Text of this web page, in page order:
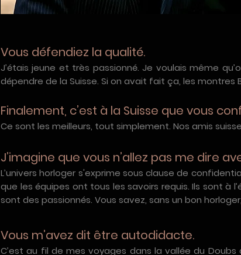
Vous défendiez la qualité.
J’étais jeune et très passionné. Je voulais même
dépendre de la Suisse. Si on avait fait ça, les montres
Finalement, c’est à la Suisse que vous
Ce sont les meilleurs, tout simplement. Nos amis
J’imagine que vous n’allez pas me dire
L’univers horloger s'exprime sous clause de
que les équipes ont tous les savoirs requis. Ils sont à
sont des passionnés. Vous savez, sans un bon
Vous m’avez dit être autodidacte.
C’est au fil de mes voyages dans la vallée du